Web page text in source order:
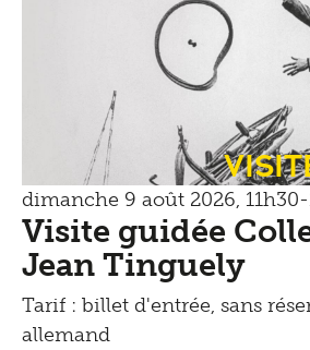
dimanche 9 août 2026,
Visite guidée
Jean Tinguely
Tarif : billet d'entrée, sans
allemand